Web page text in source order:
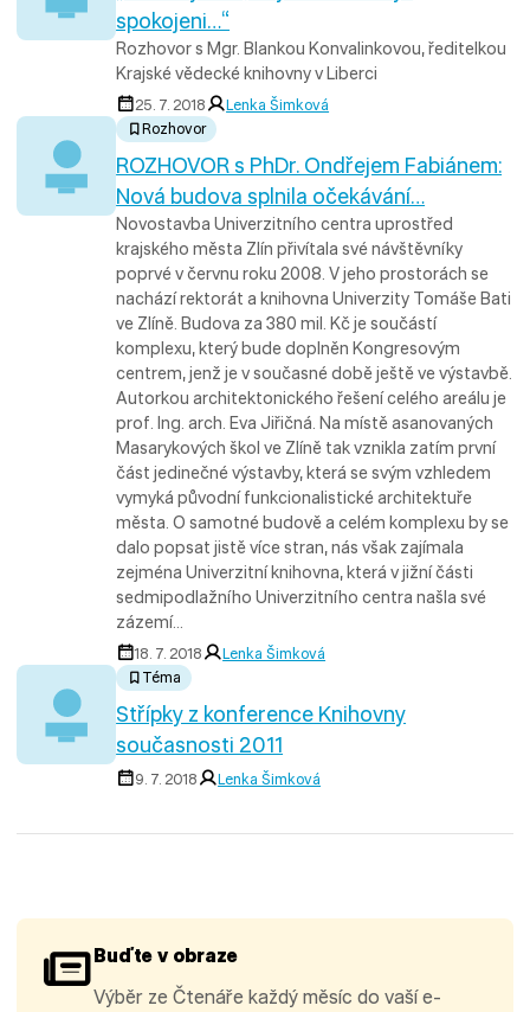
spokojeni…“
Rozhovor s Mgr. Blankou Konvalinkovou, ředitelkou
Krajské vědecké knihovny v Liberci
25. 7. 2018
Lenka Šimková
Rozhovor
ROZHOVOR s PhDr. Ondřejem Fabiánem:
Nová budova splnila očekávání…
Novostavba Univerzitního centra uprostřed
krajského města Zlín přivítala své návštěvníky
poprvé v červnu roku 2008. V jeho prostorách se
nachází rektorát a knihovna Univerzity Tomáše Bati
ve Zlíně. Budova za 380 mil. Kč je součástí
komplexu, který bude doplněn Kongresovým
centrem, jenž je v současné době ještě ve výstavbě.
Autorkou architektonického řešení celého areálu je
prof. Ing. arch. Eva Jiřičná. Na místě asanovaných
Masarykových škol ve Zlíně tak vznikla zatím první
část jedinečné výstavby, která se svým vzhledem
vymyká původní funkcionalistické architektuře
města. O samotné budově a celém komplexu by se
dalo popsat jistě více stran, nás však zajímala
zejména Univerzitní knihovna, která v jižní části
sedmipodlažního Univerzitního centra našla své
zázemí…
18. 7. 2018
Lenka Šimková
Téma
Střípky z konference Knihovny
současnosti 2011
9. 7. 2018 Lenka Šimková
Buďte v obraze
Výběr ze Čtenáře každý měsíc do vaší e-